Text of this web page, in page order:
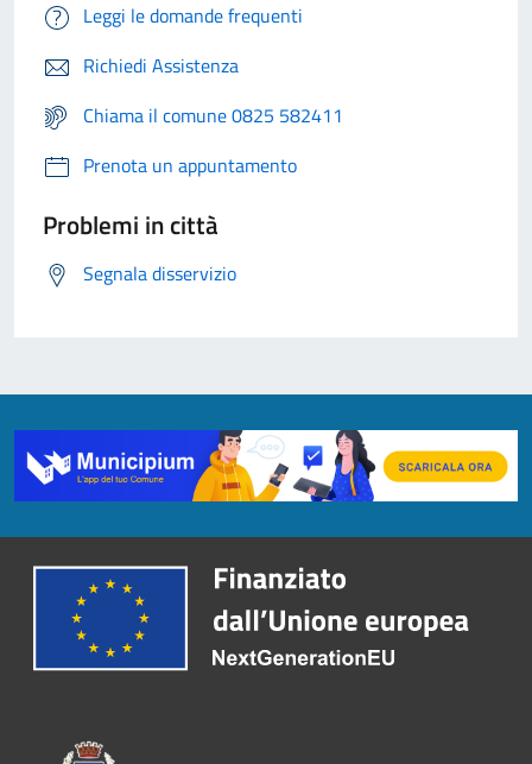
Leggi le domande frequenti
Richiedi Assistenza
Chiama il comune 0825 582411
Prenota un appuntamento
Problemi in città
Segnala disservizio